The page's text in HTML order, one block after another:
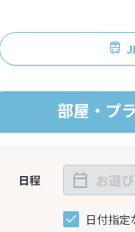
部屋・プ
日程
日付指定